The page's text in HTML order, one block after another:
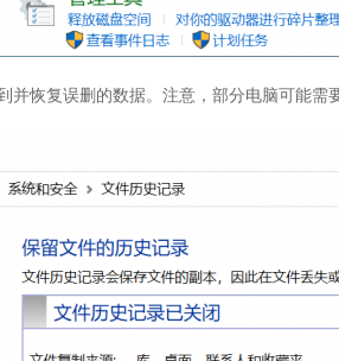
并恢复误删的数据。注意，部分电脑可能需